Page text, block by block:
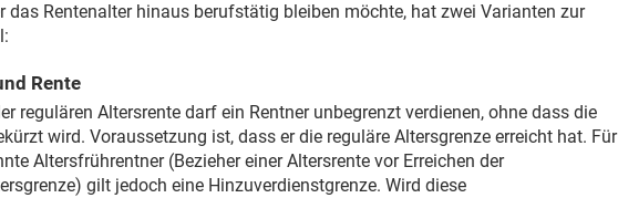
das Rentenalter hinaus berufstätig bleiben möchte, hat zwei Varianten zur
Rente
regulären Altersrente darf ein Rentner unbegrenzt verdienen, ohne dass die
wird. Voraussetzung ist, dass er die reguläre Altersgrenze erreicht hat. Für
Altersfrührentner (Bezieher einer Altersrente vor Erreichen der
gilt jedoch eine Hinzuverdienstgrenze. Wird diese